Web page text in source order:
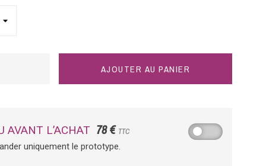
AJOUTER AU PANIER
AVANT L’ACHAT 78 € TTC
uniquement le prototype.